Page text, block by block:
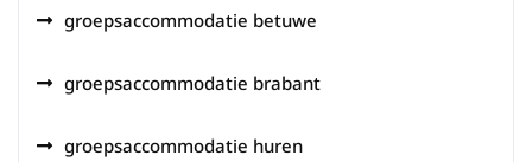
groepsaccommodatie betuwe
groepsaccommodatie brabant
groepsaccommodatie huren